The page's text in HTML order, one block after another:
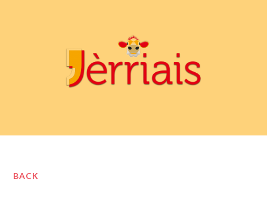
BACK